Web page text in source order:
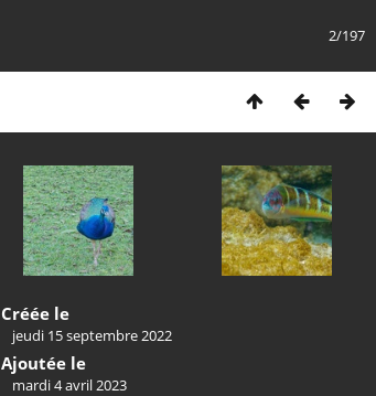
2/197
Créée le
jeudi 15 septembre 2022
Ajoutée le
mardi 4 avril 2023